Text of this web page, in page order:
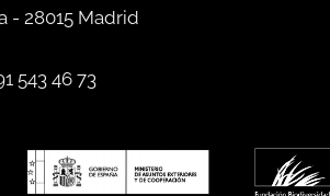
- 28015 Madrid
543 46 73